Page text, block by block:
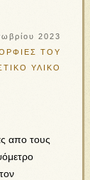
2023
ΤΟΥ
ΥΛΙΚΟ
απο τους